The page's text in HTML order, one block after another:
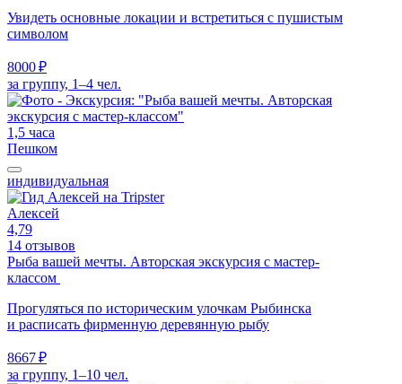
Увидеть основные локации и встретиться с пушистым
символом
8000 ₽
за группу, 1–4 чел.
1,5 часа
Пешком
индивидуальная
Алексей
4,79
14 отзывов
Рыба вашей мечты. Авторская экскурсия с мастер-
классом
Прогуляться по историческим улочкам Рыбинска
и расписать фирменную деревянную рыбу
8667 ₽
за группу, 1–10 чел.